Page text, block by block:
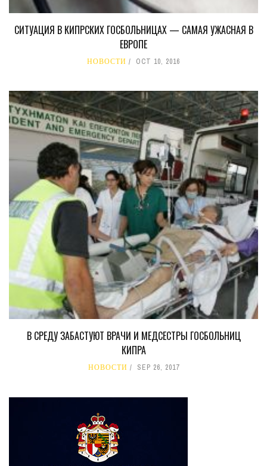
СИТУАЦИЯ В КИПРСКИХ ГОСБОЛЬНИЦАХ — САМАЯ УЖАСНАЯ В
ЕВРОПЕ
НОВОСТИ OCT 10, 2016
В СРЕДУ ЗАБАСТУЮТ ВРАЧИ И МЕДСЕСТРЫ ГОСБОЛЬНИЦ
КИПРА
НОВОСТИ SEP 26, 2017